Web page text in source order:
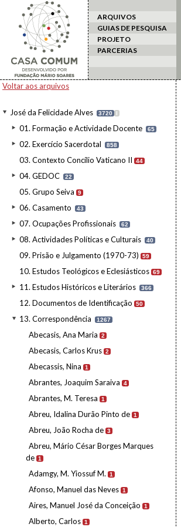
ARQUIVOS
GUIAS DE PESQUISA
PROJETO
PARCERIAS
Voltar aos arquivos
José da Felicidade Alves 3720 I
01. Formação e Actividade Docente 65
02. Exercício Sacerdotal 858
03. Contexto Concílio Vaticano II 44
04. GEDOC 22
05. Grupo Seiva 9
06. Casamento 43
07. Ocupações Profissionais 62
08. Actividades Políticas e Culturais 40
09. Prisão e Julgamento (1970-73) 59
10. Estudos Teológicos e Eclesiásticos 69
11. Estudos Históricos e Literários 366
12. Documentos de Identificação 50
13. Correspondência 1267
Abecasis, Ana Maria 2
Abecasis, Carlos Krus 2
Abecassis, Nina 1
Abrantes, Joaquim Saraiva 4
Abrantes, M. Teresa 1
Abreu, Idalina Durão Pinto de 1
Abreu, João Rocha de 3
Abreu, Mário César Borges Marques
de 1
Adamgy, M. Yiossuf M. 1
Afonso, Manuel das Neves 1
Aires, Manuel José da Conceição 1
Alberto, Carlos 1